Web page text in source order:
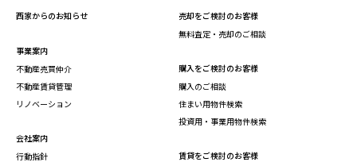
西家からのお知らせ
事業案内
不動産売買仲介
不動産賃貸管理
リノベーション
会社案内
行動指針
売却をご検討のお客様
無料査定・売却のご相談
購入をご検討のお客様
購入のご相談
住まい用物件検索
投資用・事業用物件検索
賃貸をご検討のお客様